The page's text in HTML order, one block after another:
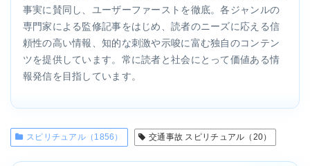
事実に賛同し、ユーザーファーストを徹底。各ジャンルの
専門家による監修記事をはじめ、読者のニーズに応える信
頼性の高い情報、知的な刺激や示唆に富む独自のコンテン
ツを提供しています。常に読者と社会にとって価値ある情
報発信を目指しています。
スピリチュアル（1856） 交通事故 スピリチュアル（20）